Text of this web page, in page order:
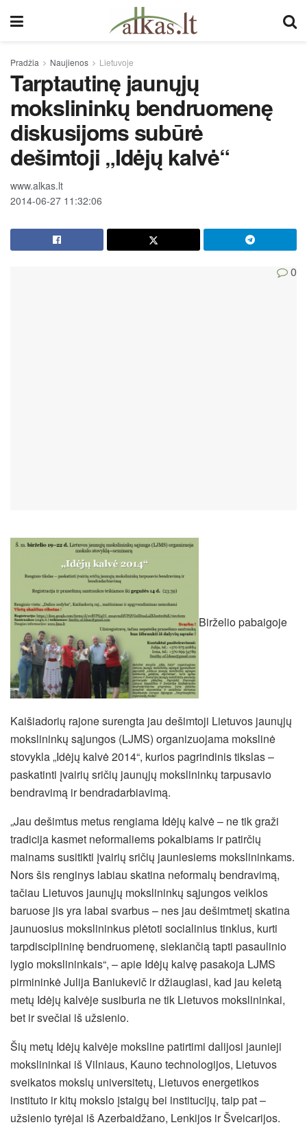
Pradžia Naujienos Lietuvoje
Tarptautinę jaunųjų
mokslininkų bendruomenę
diskusijoms subūrė
dešimtoji „Idėjų kalvė“
www.alkas.lt
2014-06-27 11:32:06
0
Birželio pabaigoje
Kaišiadorių rajone surengta jau dešimtoji Lietuvos jaunųjų
mokslininkų sąjungos (LJMS) organizuojama mokslinė
stovykla „Idėjų kalvė 2014“, kurios pagrindinis tikslas –
paskatinti įvairių sričių jaunųjų mokslininkų tarpusavio
bendravimą ir bendradarbiavimą.
„Jau dešimtus metus rengiama Idėjų kalvė – ne tik graži
tradicija kasmet neformaliems pokalbiams ir patirčių
mainams susitikti įvairių sričių jauniesiems mokslininkams.
Nors šis renginys labiau skatina neformalų bendravimą,
tačiau Lietuvos jaunųjų mokslininkų sąjungos veiklos
baruose jis yra labai svarbus – nes jau dešimtmetį skatina
jaunuosius mokslininkus plėtoti socialinius tinklus, kurti
tarpdisciplininę bendruomenę, siekiančią tapti pasaulinio
lygio mokslininkais“, – apie Idėjų kalvę pasakoja LJMS
pirmininkė Julija Baniukevič ir džiaugiasi, kad jau keletą
metų Idėjų kalvėje susiburia ne tik Lietuvos mokslininkai,
bet ir svečiai iš užsienio.
Šių metų Idėjų kalvėje moksline patirtimi dalijosi jaunieji
mokslininkai iš Vilniaus, Kauno technologijos, Lietuvos
sveikatos mokslų universitetų, Lietuvos energetikos
instituto ir kitų mokslo įstaigų bei institucijų, taip pat –
užsienio tyrėjai iš Azerbaidžano, Lenkijos ir Šveicarijos.